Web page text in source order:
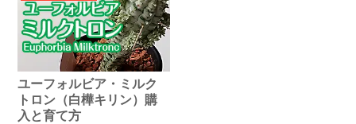
ユーフォルビア・ミルク
トロン（白樺キリン）購
入と育て方